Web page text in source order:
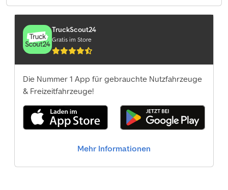
Fraikin Deutschland GmbH Fraikin Deutschland GmbH
Fraikin Deutschland GmbH Fraikin Deutschland GmbH
TruckScout24
Gratis im Store
Die Nummer 1 App für gebrauchte Nutzfahrzeuge
& Freizeitfahrzeuge!
Mehr Informationen